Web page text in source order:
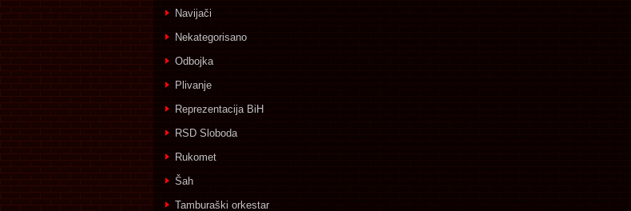
Navijači
Nekategorisano
Odbojka
Plivanje
Reprezentacija BiH
RSD Sloboda
Rukomet
Šah
Tamburaški orkestar